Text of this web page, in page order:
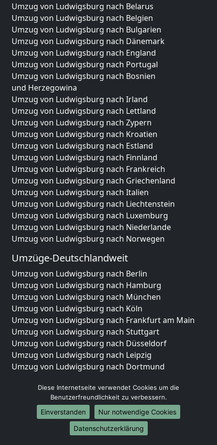
Umzug von Ludwigsburg nach Belarus
Umzug von Ludwigsburg nach Belgien
Umzug von Ludwigsburg nach Bulgarien
Umzug von Ludwigsburg nach Dänemark
Umzug von Ludwigsburg nach England
Umzug von Ludwigsburg nach Portugal
Umzug von Ludwigsburg nach Bosnien
und Herzegowina
Umzug von Ludwigsburg nach Irland
Umzug von Ludwigsburg nach Lettland
Umzug von Ludwigsburg nach Zypern
Umzug von Ludwigsburg nach Kroatien
Umzug von Ludwigsburg nach Estland
Umzug von Ludwigsburg nach Finnland
Umzug von Ludwigsburg nach Frankreich
Umzug von Ludwigsburg nach Griechenland
Umzug von Ludwigsburg nach Italien
Umzug von Ludwigsburg nach Liechtenstein
Umzug von Ludwigsburg nach Luxemburg
Umzug von Ludwigsburg nach Niederlande
Umzug von Ludwigsburg nach Norwegen
Umzüge-Deutschlandweit
Umzug von Ludwigsburg nach Berlin
Umzug von Ludwigsburg nach Hamburg
Umzug von Ludwigsburg nach München
Umzug von Ludwigsburg nach Köln
Umzug von Ludwigsburg nach Frankfurt am Main
Umzug von Ludwigsburg nach Stuttgart
Umzug von Ludwigsburg nach Düsseldorf
Umzug von Ludwigsburg nach Leipzig
Umzug von Ludwigsburg nach Dortmund
Umzug von Ludwigsburg nach Bremen
Umzug von Ludwigsburg nach Dresden
Umzug von Ludwigsburg nach Hannover
Umzug von Ludwigsburg nach Nürnberg
Umzug von Ludwigsburg nach Duisburg
Diese Internetseite verwendet Cookies um die
Benutzerfreundlichkeit zu verbessern.
Einverstanden
Nur notwendige Cookies
Datenschutzerklärung